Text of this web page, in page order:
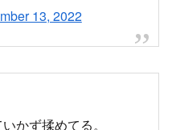
November 13, 2022